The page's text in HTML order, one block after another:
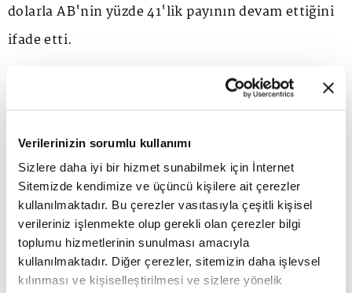
Verilerinizin sorumlu kullanımı
Sizlere daha iyi bir hizmet sunabilmek için İnternet
Sitemizde kendimize ve üçüncü kişilere ait çerezler
kullanılmaktadır. Bu çerezler vasıtasıyla çeşitli kişisel
verileriniz işlenmekte olup gerekli olan çerezler bilgi
toplumu hizmetlerinin sunulması amacıyla
kullanılmaktadır. Diğer çerezler, sitemizin daha işlevsel
kılınması ve kişiselleştirilmesi ve sizlere yönelik
dolarla AB'nin yüzde 41'lik payının devam ettiğini
ifade etti.
Bolat, "En fazla ihracat yaptığımız 5 ülke Almanya,
bizim için en büyük ithalat kalemi olmaya devam
ediyor ama bu yıl sevindirici olan 11 ayda yüzde 30
civarında bir gerileme var enerji faturamızda. 62,5
milyar dolar olarak gerçekleşti." diye konuştu.
Bolat, "Tahmin ediyorum 69 milyar dolar civarında